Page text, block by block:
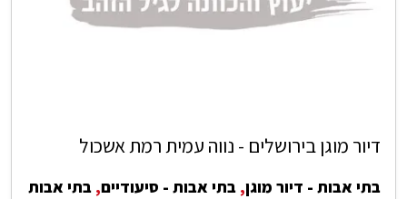
דיור מוגן בירושלים - נווה עמית רמת אשכול
בתי אבות - דיור מוגן, בתי אבות - סיעודיים, בתי אבות